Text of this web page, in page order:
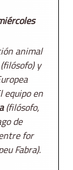
animal
y
equipo en
(filósofo,
de
for
Fabra).